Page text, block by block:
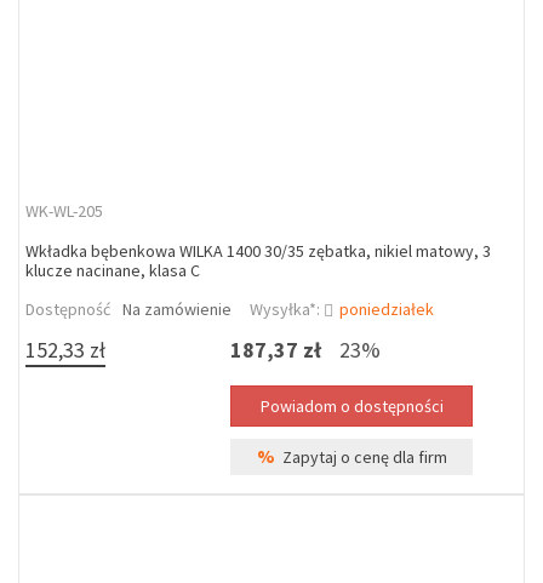
WK-WL-205
Wkładka bębenkowa WILKA 1400 30/35 zębatka, nikiel matowy, 3
klucze nacinane, klasa C
Dostępność Na zamówienie Wysyłka*: poniedziałek
152,33 zł 187,37 zł 23%
% Zapytaj o cenę dla firm